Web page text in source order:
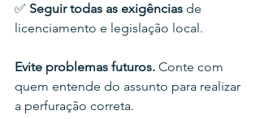
✅ Seguir todas as exigências de
licenciamento e legislação local.
Evite problemas futuros. Conte com
quem entende do assunto para realizar
a perfuração correta.